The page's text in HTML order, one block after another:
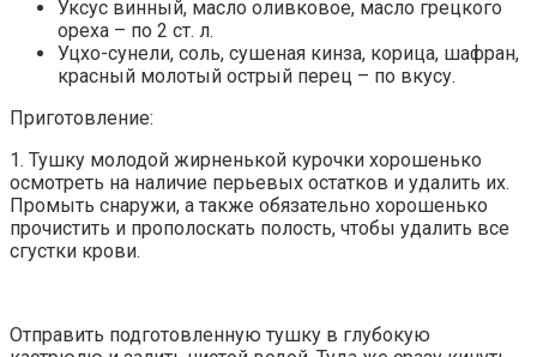
Уксус винный, масло оливковое, масло грецкого
ореха – по 2 ст. л.
Уцхо-сунели, соль, сушеная кинза, корица, шафран,
красный молотый острый перец – по вкусу.
Приготовление:
1. Тушку молодой жирненькой курочки хорошенько
осмотреть на наличие перьевых остатков и удалить их.
Промыть снаружи, а также обязательно хорошенько
прочистить и прополоскать полость, чтобы удалить все
сгустки крови.
Отправить подготовленную тушку в глубокую